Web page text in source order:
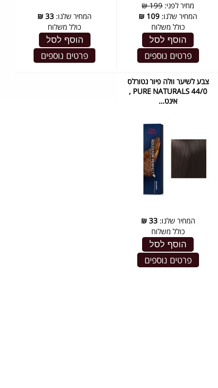
מחיר לפני:199 ₪
המחיר שלנו: 109
₪
כולל משלוח
הוסף לסל
פרטים נוספים
המחיר שלנו: 33
₪
כולל משלוח
הוסף לסל
פרטים נוספים
צבע לשיער וולה פיור נטורלס
PURE NATURALS 44/0 ,
אינט...
המחיר שלנו:33
₪
כולל משלוח
הוסף לסל
פרטים נוספים